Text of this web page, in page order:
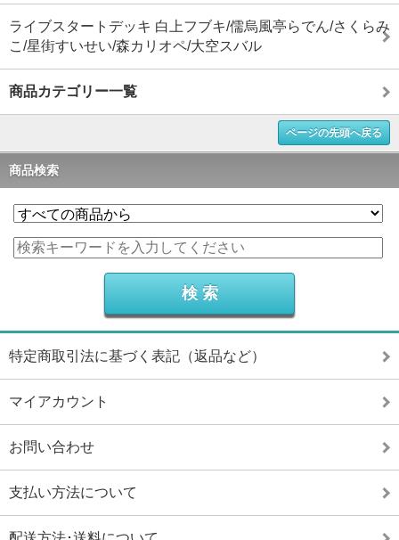
ライブスタートデッキ 白上フブキ/儒烏風亭らでん/さくらみ
こ/星街すいせい/森カリオペ/大空スバル
商品カテゴリー一覧
ページの先頭へ戻る
商品検索
特定商取引法に基づく表記（返品など）
マイアカウント
お問い合わせ
支払い方法について